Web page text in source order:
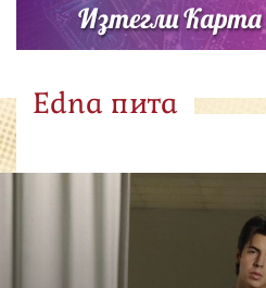
Изтегли Карта
Edna пита